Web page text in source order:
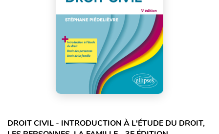
DROIT CIVIL - INTRODUCTION À L'ÉTUDE DU DROIT,